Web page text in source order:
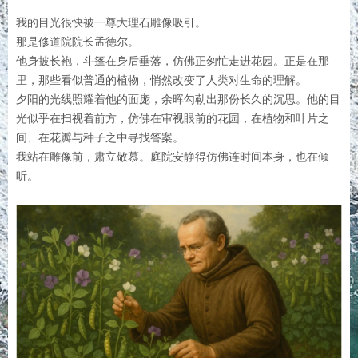
我的目光很快被一尊大理石雕像吸引。
那是修道院院长孟德尔。
他身披长袍，斗篷在身后垂落，仿佛正匆忙走进花园。正是在那
里，那些看似普通的植物，悄然改变了人类对生命的理解。
夕阳的光线照耀着他的面庞，余晖勾勒出那份长久的沉思。他的目
光似乎在扫视着前方，仿佛在审视眼前的花园，在植物和叶片之
间、在花瓣与种子之中寻找答案。
我站在雕像前，肃立敬慕。庭院安静得仿佛连时间本身，也在倾
听。